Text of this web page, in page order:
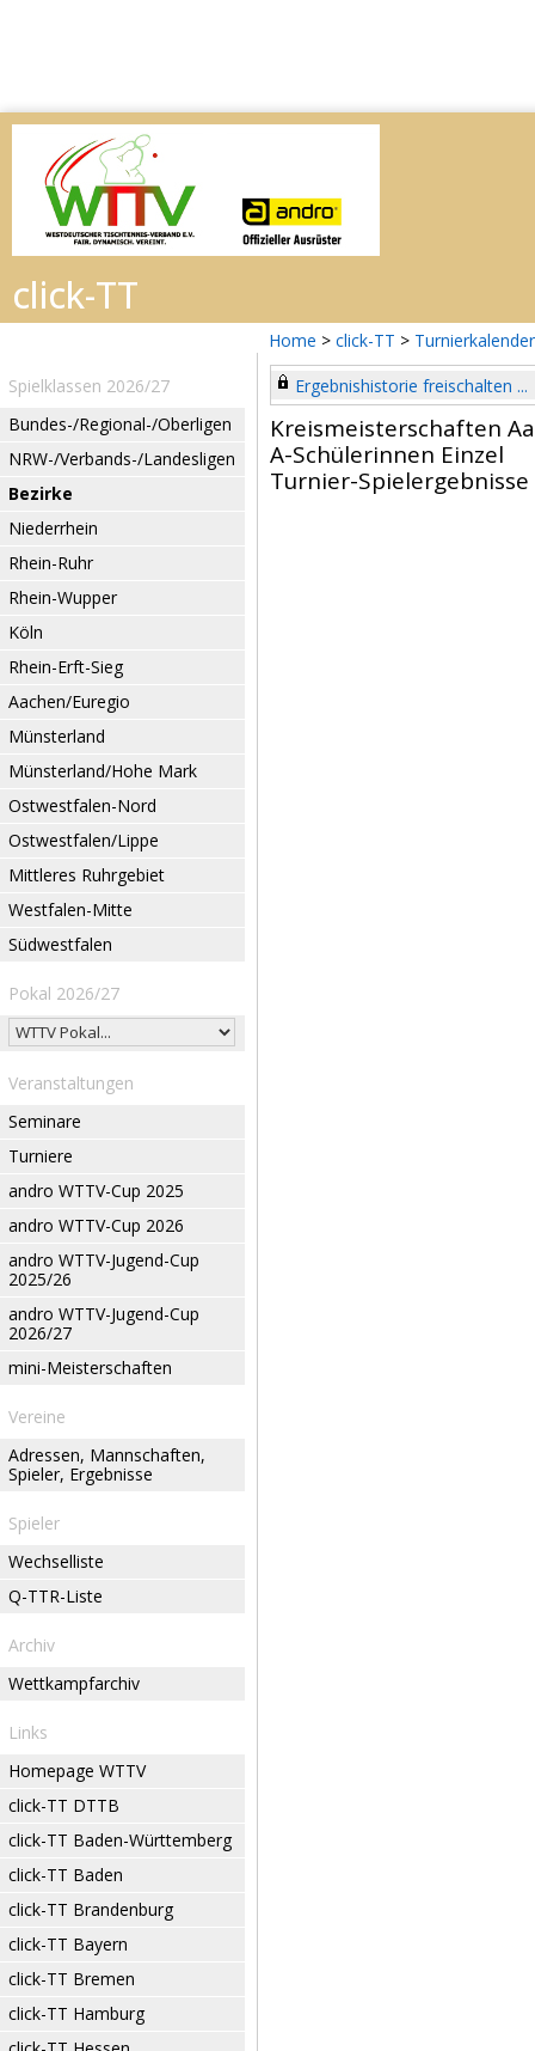
Home > click-TT > Turnierkalender
Spielklassen 2026/27
Bundes-/Regional-/Oberligen
NRW-/Verbands-/Landesligen
Bezirke
Niederrhein
Rhein-Ruhr
Rhein-Wupper
Köln
Rhein-Erft-Sieg
Aachen/Euregio
Münsterland
Münsterland/Hohe Mark
Ostwestfalen-Nord
Ostwestfalen/Lippe
Mittleres Ruhrgebiet
Westfalen-Mitte
Südwestfalen
Pokal 2026/27
Veranstaltungen
Seminare
Turniere
andro WTTV-Cup 2025
andro WTTV-Cup 2026
andro WTTV-Jugend-Cup
2025/26
andro WTTV-Jugend-Cup
2026/27
mini-Meisterschaften
Vereine
Adressen, Mannschaften,
Spieler, Ergebnisse
Spieler
Wechselliste
Q-TTR-Liste
Archiv
Wettkampfarchiv
Links
Homepage WTTV
click-TT DTTB
click-TT Baden-Württemberg
click-TT Baden
click-TT Brandenburg
click-TT Bayern
click-TT Bremen
click-TT Hamburg
Ergebnishistorie freischalten ...
Kreismeisterschaften
A-Schülerinnen Einzel
Turnier-Spielergebnisse